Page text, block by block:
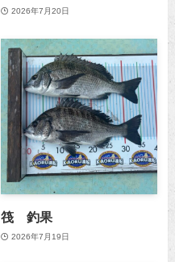
2026年7月20日
筏 釣果
2026年7月19日